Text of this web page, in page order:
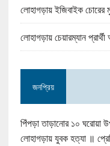
লোহাগড়ায় ইজিবাইক
লোহাগড়ায় চেয়ারম্যান
জনপ্রিয়
পিঁপড়া তাড়ানোর ১০ ঘরোয়া
লোহাগড়ায় যুবক হত্যা ॥